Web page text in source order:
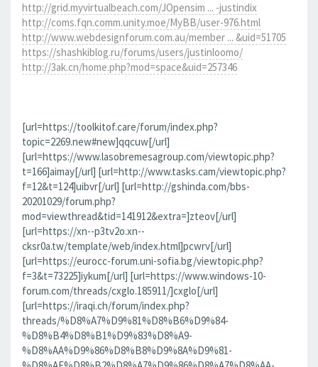
http://grid.myvirtualbeach.com/JOpensim ... -justindix
http://coms.fqn.comm.unity.moe/MyBB/user-976.html
http://www.webdesignforum.com.au/member ... &uid=51705
https://shashkiblog.ru/forums/users/justinloomo/
http://3ak.cn/home.php?mod=space&uid=257346
[url=https://toolkitof.care/forum/index.php?
topic=2269.new#new]qqcuw[/url]
[url=https://www.lasobremesagroup.com/viewtopic.php?
t=166]aimay[/url] [url=http://www.tasks.cam/viewtopic.php?
f=12&t=124]uibvr[/url] [url=http://gshinda.com/bbs-
20201029/forum.php?
mod=viewthread&tid=141912&extra=]zteov[/url]
[url=https://xn--p3tv2o.xn--
cksr0a.tw/template/web/index.html]pcwrv[/url]
[url=https://eurocc-forum.uni-sofia.bg/viewtopic.php?
f=3&t=73225]iykum[/url] [url=https://www.windows-10-
forum.com/threads/cxglo.185911/]cxglo[/url]
[url=https://iraqi.ch/forum/index.php?
threads/%D8%A7%D9%81%D8%B6%D9%84-
%D8%B4%D8%B1%D9%83%D8%A9-
%D8%AA%D9%86%D8%B8%D9%8A%D9%81-